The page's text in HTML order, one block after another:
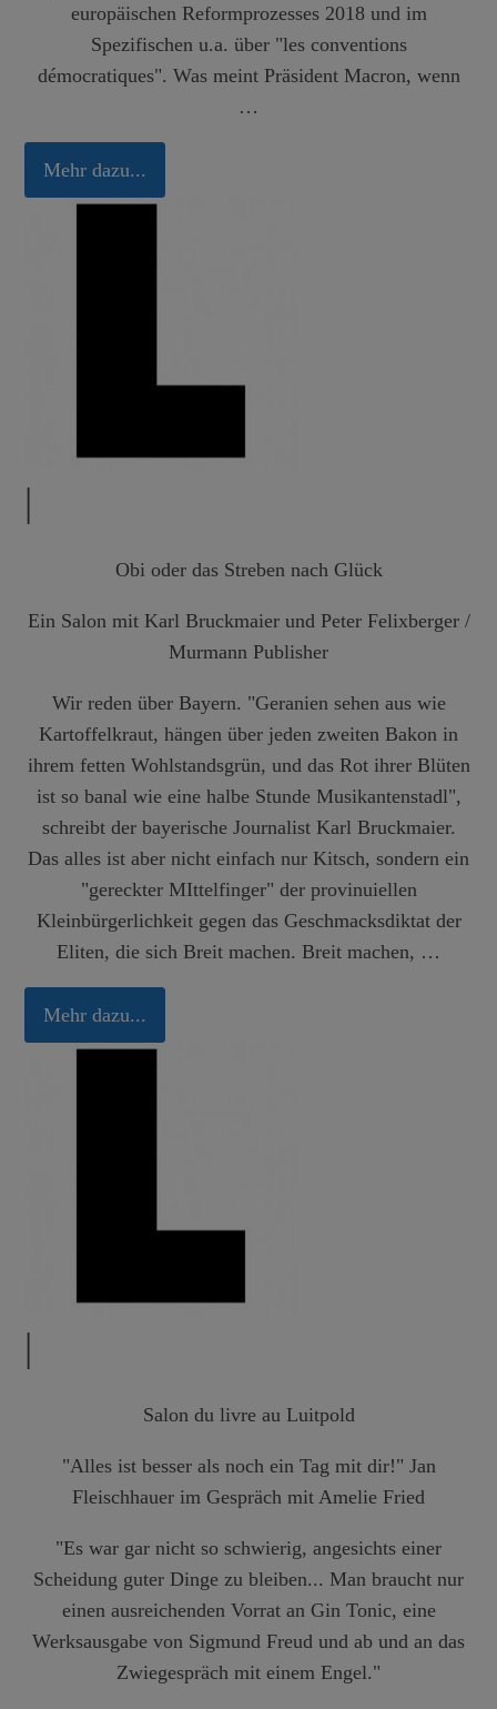
europäischen Reformprozesses 2018 und im
Spezifischen u.a. über "les conventions
démocratiques". Was meint Präsident Macron, wenn
…
Mehr dazu...
|
Obi oder das Streben nach Glück
Ein Salon mit Karl Bruckmaierund Peter Felixberger/
Murmann Publisher
Wir reden über Bayern. "Geranien sehen aus wie
Kartoffelkraut, hängen über jeden zweiten Bakon in
ihrem fetten Wohlstandsgrün, und das Rot ihrer Blüten
ist so banal wie eine halbe Stunde Musikantenstadl",
schreibt der bayerische Journalist Karl Bruckmaier.
Das alles ist aber nicht einfach nur Kitsch, sondern ein
"gereckter MIttelfinger" der provinuiellen
Kleinbürgerlichkeit gegen das Geschmacksdiktat der
Eliten, die sich Breit machen. Breit machen, …
Mehr dazu...
|
Salon du livre au Luitpold
"Alles ist besser als noch ein Tag mit dir!" Jan
Fleischhauer im Gespräch mit Amelie Fried
"Es war gar nicht so schwierig, angesichts einer
Scheidung guter Dinge zu bleiben... Man braucht nur
einen ausreichenden Vorrat an Gin Tonic, eine
Werksausgabe von Sigmund Freud und ab und an das
Zwiegespräch mit einem Engel."